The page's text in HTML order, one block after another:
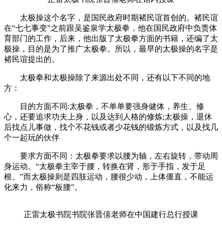
太极操这个名字，是国民政府时期褚民谊首创的。褚民谊
在“七七事变”之前跟吴鉴泉学太极拳，他在国民政府中负责体
育部门的工作，后来，他出版了太极拳方面的书籍，还编了太
极操，目的是为了推广太极拳。所以，最早的太极操的名字是
褚民谊提出的。
太极拳和太极操除了来源出处不同，还有以下不同的地
方：
目的方面不同:太极拳，不单单要强身健体，养生、修
心，还要追求功夫上身，以及达到人格的修炼;太极操，退休
后找点儿事做，找个不花钱或者少花钱的锻炼方式，以及找几
个一起玩的伙伴
要求方面不同：太极拳要求以腰为轴，左右旋转，带动周
身运动。“太极拳主宰于腰，转换在肾，形于手指，发于足
根。”而太极操则是四肢运动，腰很少动，上体僵直，不能运
化来力，俗称“板腰”。
正雷太极书院书院张晋僖老师在中国建行总行授课